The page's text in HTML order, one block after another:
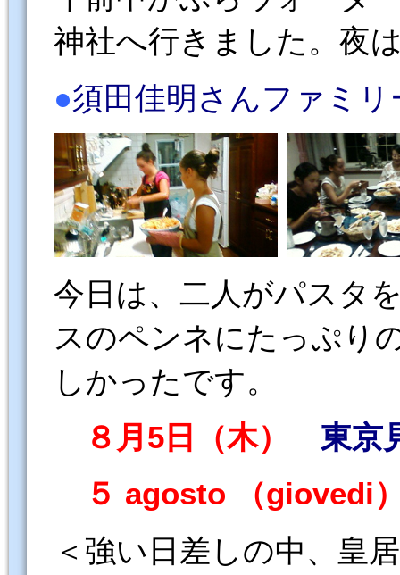
神社へ行きました。夜
●須田佳明さんファミ
今日は、二人がパスタ
スのペンネにたっぷり
しかったです。
８月5日（木）
東京
５ agosto （giovedi
＜強い日差しの中、皇